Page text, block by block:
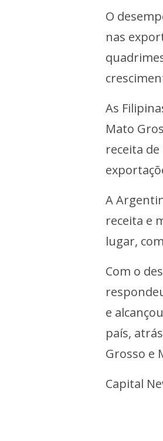
O
nas
As
Mato
receita
A
receita e
lugar,
Com o
e
país,
Grosso e
Capital